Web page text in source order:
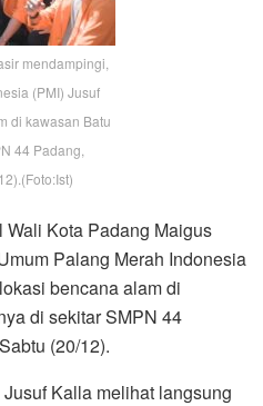
mendampingi,
(PMI) Jusuf
di kawasan Batu
44 Padang,
Kota Padang Maigus
Palang Merah Indonesia
bencana alam di
di sekitar SMPN 44
(20/12).
Kalla melihat langsung